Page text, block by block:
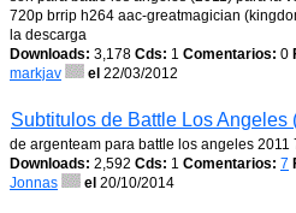
720p brrip h264 aac-greatmagician
la descarga
Downloads: 3,178 Cds: 1 Comentarios: 0
markjav
el 22/03/2012
Subtitulos de Battle Los Angeles
de argenteam para battle los angeles
Downloads: 2,592 Cds: 1 Comentarios: 7
Jonnas
el 20/10/2014